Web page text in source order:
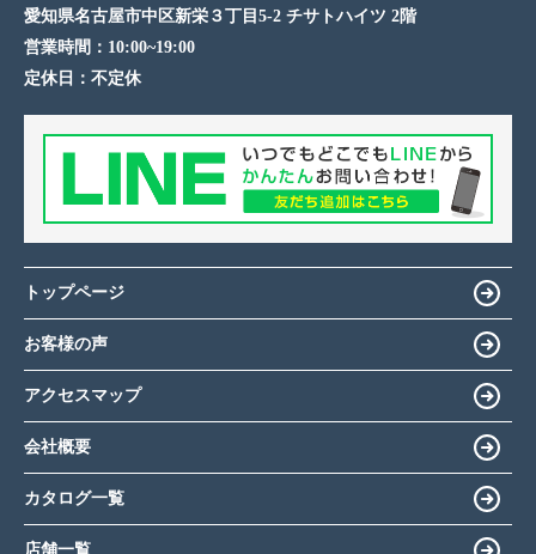
愛知県名古屋市中区新栄３丁目5-2 チサトハイツ 2階
営業時間： 10:00~19:00
定休日： 不定休
トップページ
お客様の声
アクセスマップ
会社概要
カタログ一覧
店舗一覧